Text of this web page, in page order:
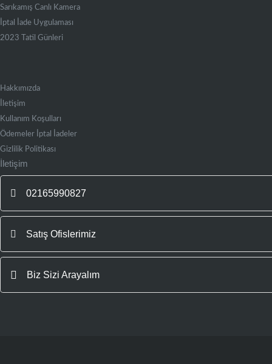
Sarıkamış Canlı Kamera
İptal İade Uygulaması
2023 Tatil Günleri
Hakkımızda
İletişim
Kullanım Koşulları
Ödemeler İptal İadeler
Gizlilik Politikası
İletişim
02165990827
Satış Ofislerimiz
Biz Sizi Arayalım